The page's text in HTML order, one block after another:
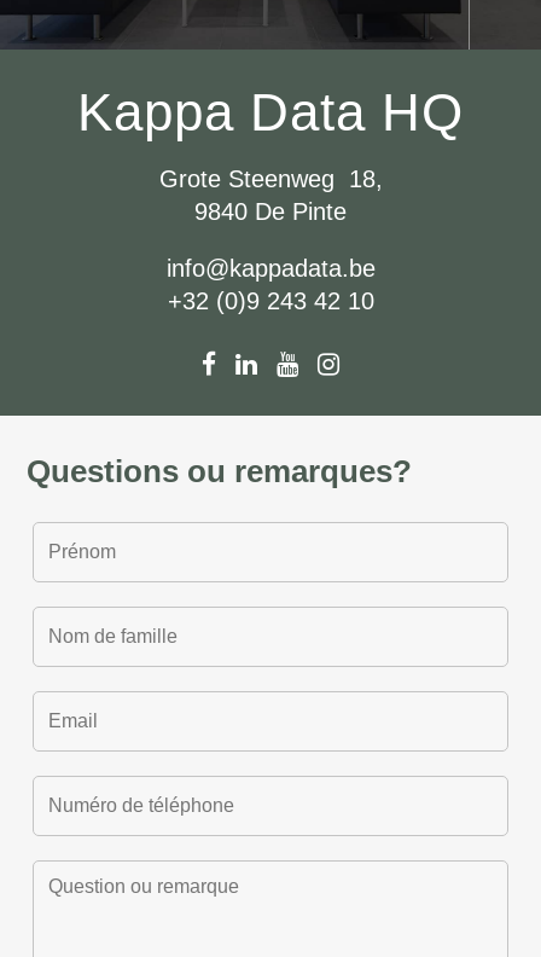
Kappa Data HQ
Grote Steenweg 18,
9840 De Pinte
info@kappadata.be
+32 (0)9 243 42 10
Questions ou remarques?